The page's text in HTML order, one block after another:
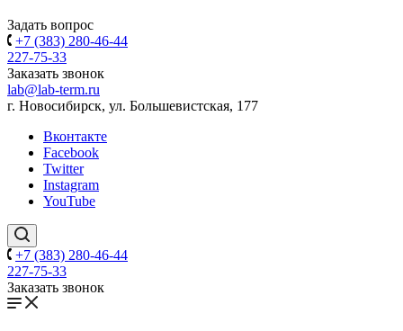
Задать вопрос
+7 (383) 280-46-44
227-75-33
Заказать звонок
lab@lab-term.ru
г. Новосибирск, ул. Большевистская, 177
Вконтакте
Facebook
Twitter
Instagram
YouTube
+7 (383) 280-46-44
227-75-33
Заказать звонок